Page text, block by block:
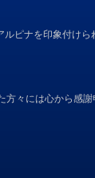
ルピナを印象付けら
方々には心から感謝